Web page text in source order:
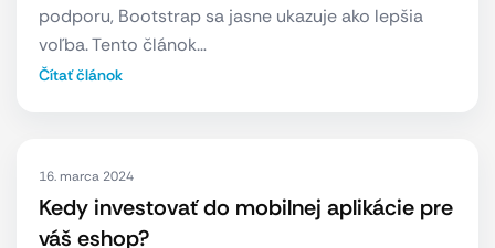
podporu, Bootstrap sa jasne ukazuje ako lepšia
voľba. Tento článok…
Čítať článok
16. marca 2024
Kedy investovať do mobilnej aplikácie pre
váš eshop?